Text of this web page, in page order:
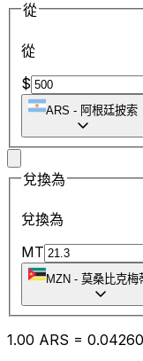
從
從
$
ARS - 阿根廷披索
兌換為
兌換為
MT
MZN - 莫桑比克梅
1.00 ARS = 0.04